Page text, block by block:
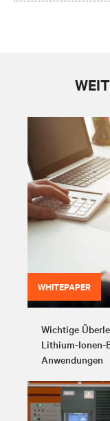
WHITEPAPER
Wichtige
Lithium-Ionen-
Anwendungen